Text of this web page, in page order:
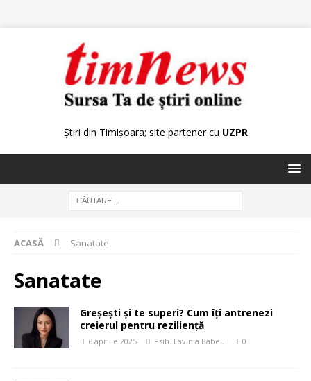
Știri din Timișoara; site partener cu UZPR
ACASĂ Sanatate
Sanatate
Greșești și te superi? Cum îți antrenezi
creierul pentru reziliență
6 aprilie 2025 Psih. Lavinia Babeu 0